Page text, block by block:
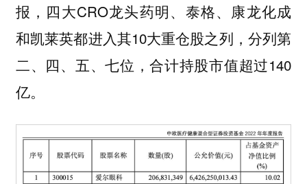
报，四大CRO龙头药明、泰格、康龙化成
和凯莱英都进入其10大重仓股之列，分列第
二、四、五、七位，合计持股市值超过140
亿。